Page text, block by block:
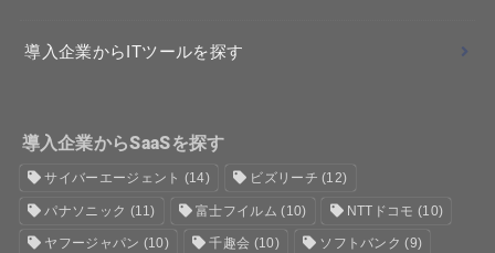
導入企業からITツールを探す
導入企業からSaaSを探す
サイバーエージェント (14) ビズリーチ (12)
パナソニック (11) 富士フイルム (10) NTTドコモ (10)
ヤフージャパン (10) 千趣会 (10) ソフトバンク (9)